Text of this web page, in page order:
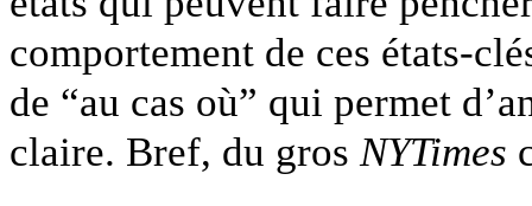
comportement de ces états-
de “au cas où” qui permet
claire. Bref, du gros NYTimes